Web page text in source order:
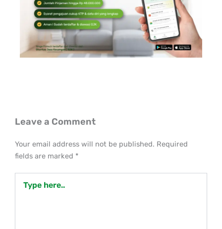
Leave a Comment
Your email address will not be published. Required
fields are marked *
here..